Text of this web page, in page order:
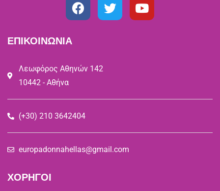
ΕΠΙΚΟΙΝΩΝΙΑ
Λεωφόρος Αθηνών 142
10442 - Αθήνα
(+30) 210 3642404
europadonnahellas@gmail.com
ΧΟΡΗΓΟΙ